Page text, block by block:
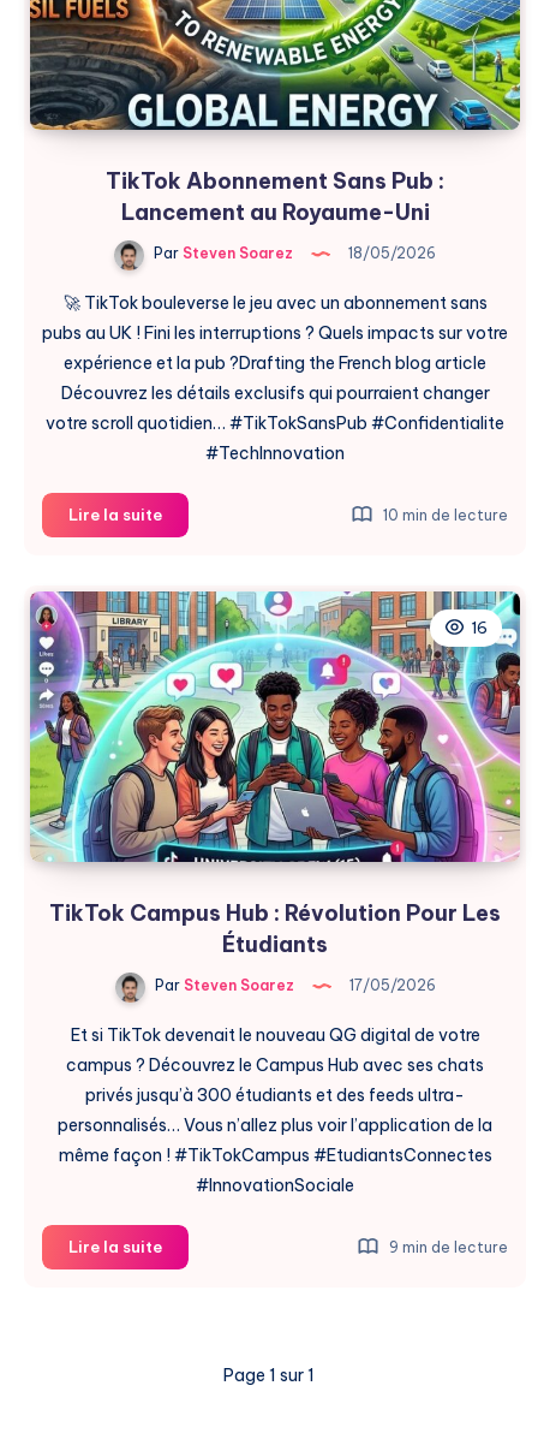
TikTok Abonnement Sans Pub :
Lancement au Royaume-Uni
Par Steven Soarez 18/05/2026
🚀 TikTok bouleverse le jeu avec un abonnement sans
pubs au UK ! Fini les interruptions ? Quels impacts sur votre
expérience et la pub ?Drafting the French blog article
Découvrez les détails exclusifs qui pourraient changer
votre scroll quotidien… #TikTokSansPub #Confidentialite
#TechInnovation
Lire la suiteTikTok
Abonnement
Pub
:
Lancement
au
Royaume-
Uni
10 min de lecture
16
TikTok Campus Hub : Révolution Pour Les
Étudiants
ParSteven Soarez 17/05/2026
Et si TikTok devenait le nouveau QG digital de votre
campus ? Découvrez le Campus Hub avec ses chats
privés jusqu’à 300 étudiants et des feeds ultra-
personnalisés… Vous n’allez plus voir l’application de la
même façon ! #TikTokCampus #EtudiantsConnectes
#InnovationSociale
Lire la suiteTikTok
Campus
9 min de lecture
Page 1 sur 1